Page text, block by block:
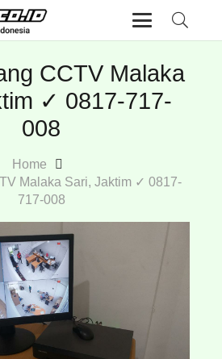
CCTV Malaka
✓ 0817-717-
008
Home
Malaka Sari, Jaktim ✓ 0817-
717-008